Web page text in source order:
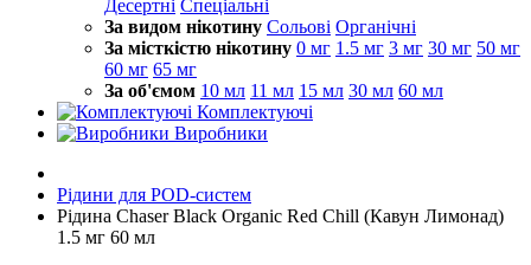
Десертні Спеціальні
За видом нікотину Сольові Органічні
За місткістю нікотину 0 мг 1.5 мг 3 мг 30 мг 50 мг
60 мг 65 мг
За об'ємом 10 мл 11 мл 15 мл 30 мл 60 мл
Комплектуючі
Виробники
Рідини для POD-систем
Рідина Chaser Black Organic Red Chill (Кавун Лимонад)
1.5 мг 60 мл